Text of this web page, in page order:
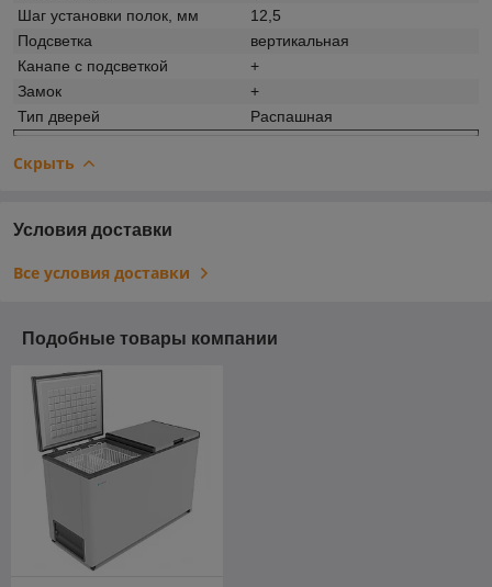
Шаг установки полок, мм
12,5
Подсветка
вертикальная
Канапе с подсветкой
+
Замок
+
Тип дверей
Распашная
Скрыть
Условия доставки
Все условия доставки
Подобные товары компании